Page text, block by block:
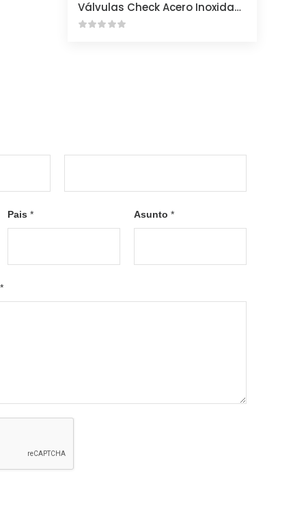
Válvulas Check Acero Inoxidable
t
Pais * Asunto *
*